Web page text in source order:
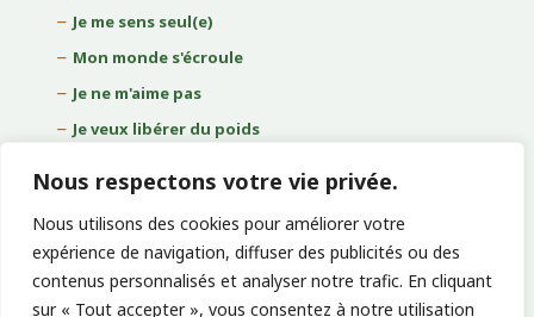
Nous respectons votre vie privée.
Nous utilisons des cookies pour améliorer votre
expérience de navigation, diffuser des publicités ou des
contenus personnalisés et analyser notre trafic. En cliquant
sur « Tout accepter », vous consentez à notre utilisation
Je me sens seul(e)
Mon monde s'écroule
Je ne m'aime pas
Je veux libérer du poids